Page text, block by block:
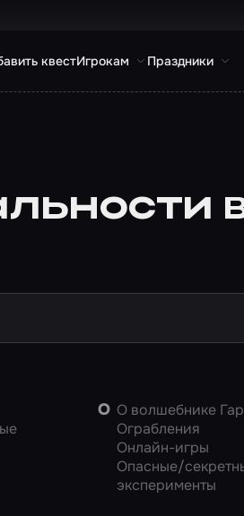
квестИгрокам Праздники
О О волшебнике
Ограбления
Онлайн-игры
Опасные/
эксперименты